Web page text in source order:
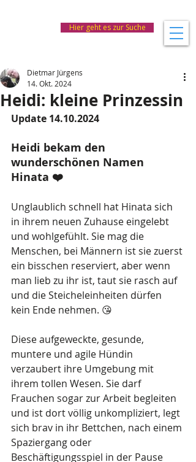
Hier geht es zur Suche
Heidi: kleine Prinzessin
Dietmar Jürgens
14. Okt. 2024
Update 14.10.2024
Heidi bekam den
wunderschönen Namen
Hinata ❤️
Unglaublich schnell hat Hinata sich
in ihrem neuen Zuhause eingelebt
und wohlgefühlt. Sie mag die
Menschen, bei Männern ist sie zuerst
ein bisschen reserviert, aber wenn
man lieb zu ihr ist, taut sie rasch auf
und die Steicheleinheiten dürfen
kein Ende nehmen. 😘
Diese aufgeweckte, gesunde,
muntere und agile Hündin
verzaubert ihre Umgebung mit
ihrem tollen Wesen. Sie darf
Frauchen sogar zur Arbeit begleiten
und ist dort völlig unkompliziert, legt
sich brav in ihr Bettchen, nach einem
Spaziergang oder
Beschäftigungsspiel in der Pause